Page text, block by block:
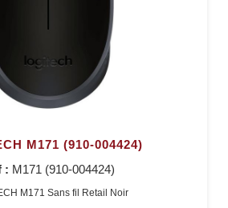
M171 (910-004424)
: M171 (910-004424)
M171 Sans fil Retail Noir